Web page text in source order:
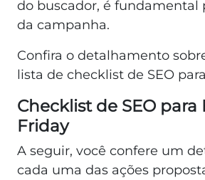
do buscador, é fundamental
da campanha.
Confira o detalhamento
lista de checklist de SEO
Checklist de SEO para
Friday
A seguir, você confere um
cada uma das ações